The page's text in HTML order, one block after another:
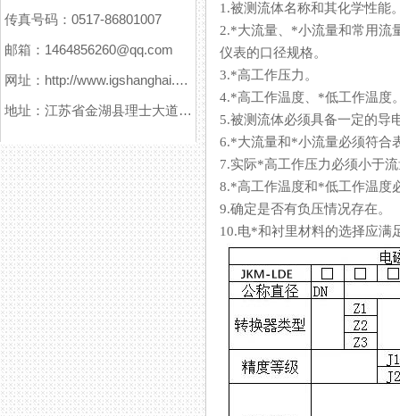
传真号码：0517-86801007
邮箱：1464856260@qq.com
网址：http://www.igshanghai.com
地址：江苏省金湖县理士大道61号
1.被测流体名称和其化学性能
2.*大流量、*小流量和常用流量
仪表的口径规格。
3.*高工作压力。
4.*高工作温度、*低工作温度
5.被测流体必须具备一定的导
6.*大流量和*小流量必须符合
7.实际*高工作压力必须小于流
8.*高工作温度和*低工作温度
9.确定是否有负压情况存在。
10.电*和衬里材料的选择应满足